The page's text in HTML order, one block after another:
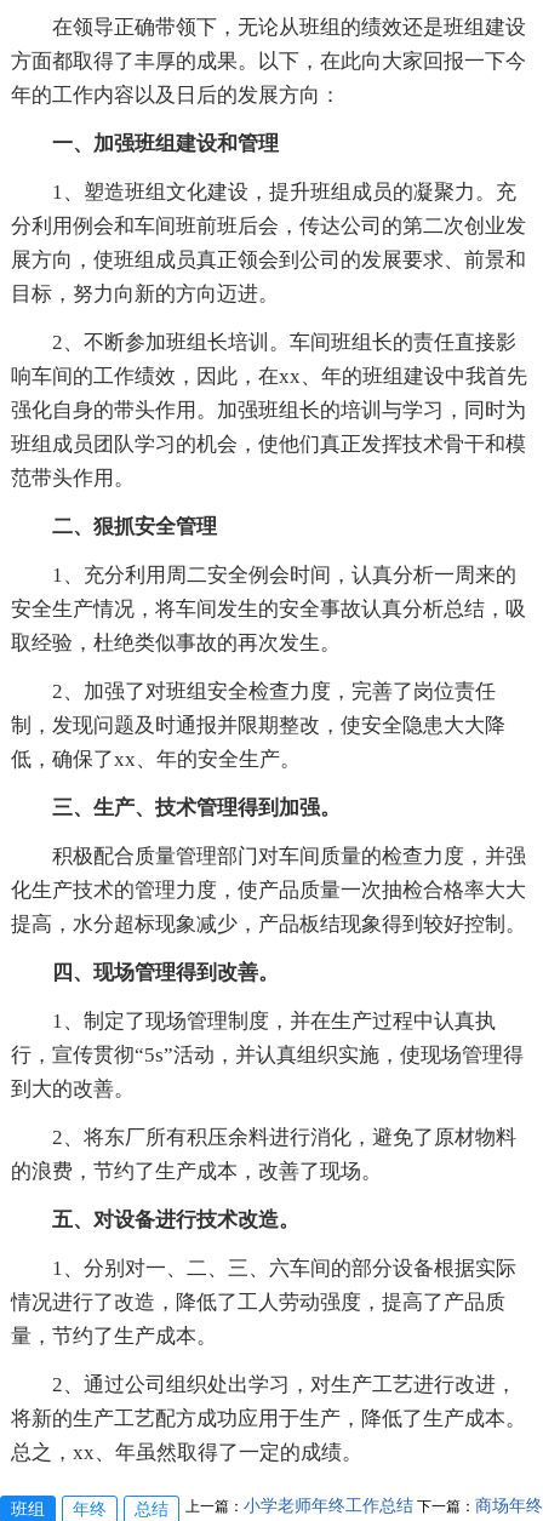
在领导正确带领下，无论从班组的绩效还是班组建设
方面都取得了丰厚的成果。以下，在此向大家回报一下今
年的工作内容以及日后的发展方向：
一、加强班组建设和管理
1、塑造班组文化建设，提升班组成员的凝聚力。充
分利用例会和车间班前班后会，传达公司的第二次创业发
展方向，使班组成员真正领会到公司的发展要求、前景和
目标，努力向新的方向迈进。
2、不断参加班组长培训。车间班组长的责任直接影
响车间的工作绩效，因此，在xx、年的班组建设中我首先
强化自身的带头作用。加强班组长的培训与学习，同时为
班组成员团队学习的机会，使他们真正发挥技术骨干和模
范带头作用。
二、狠抓安全管理
1、充分利用周二安全例会时间，认真分析一周来的
安全生产情况，将车间发生的安全事故认真分析总结，吸
取经验，杜绝类似事故的再次发生。
2、加强了对班组安全检查力度，完善了岗位责任
制，发现问题及时通报并限期整改，使安全隐患大大降
低，确保了xx、年的安全生产。
三、生产、技术管理得到加强。
积极配合质量管理部门对车间质量的检查力度，并强
化生产技术的管理力度，使产品质量一次抽检合格率大大
提高，水分超标现象减少，产品板结现象得到较好控制。
四、现场管理得到改善。
1、制定了现场管理制度，并在生产过程中认真执
行，宣传贯彻“5s”活动，并认真组织实施，使现场管理得
到大的改善。
2、将东厂所有积压余料进行消化，避免了原材物料
的浪费，节约了生产成本，改善了现场。
五、对设备进行技术改造。
1、分别对一、二、三、六车间的部分设备根据实际
情况进行了改造，降低了工人劳动强度，提高了产品质
量，节约了生产成本。
2、通过公司组织处出学习，对生产工艺进行改进，
将新的生产工艺配方成功应用于生产，降低了生产成本。
总之，xx、年虽然取得了一定的成绩。
班组 年终 总结 上一篇： 小学老师年终工作总结 下一篇： 商场年终